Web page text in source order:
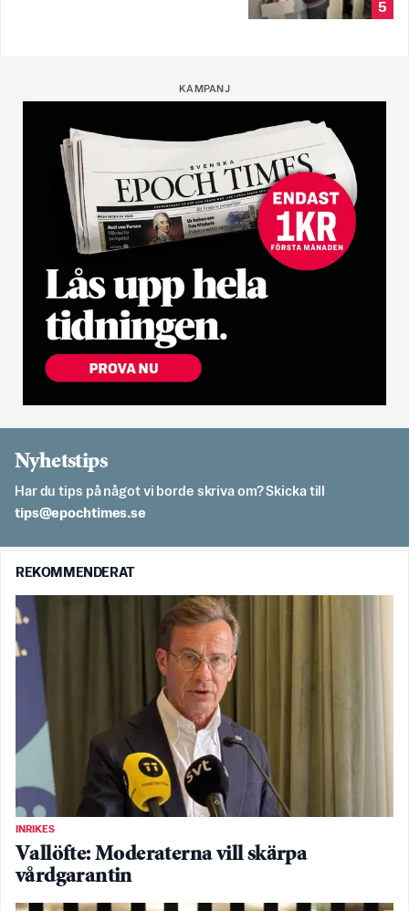
5
KAMPANJ
Nyhetstips
Har du tips på något vi borde skriva om? Skicka till
es.semithcope@spit
REKOMMENDERAT
INRIKES
Vallöfte: Moderaterna vill skärpa
vårdgarantin